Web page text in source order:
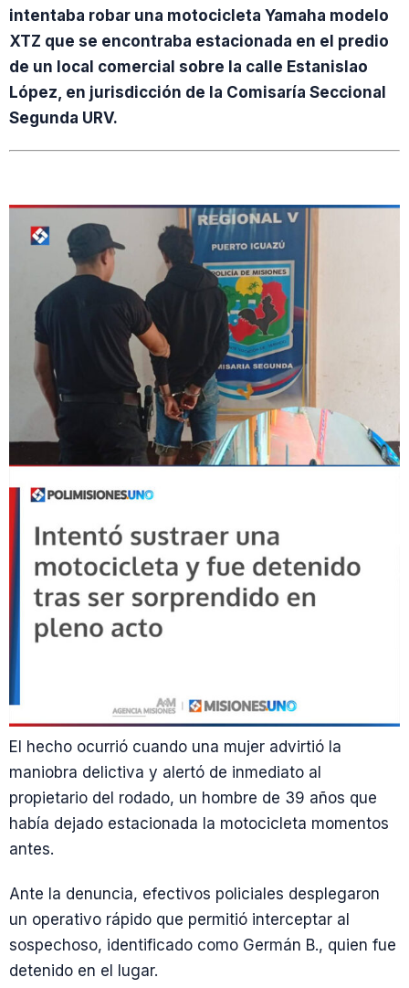
intentaba robar una motocicleta Yamaha modelo
XTZ que se encontraba estacionada en el predio
de un local comercial sobre la calle Estanislao
López, en jurisdicción de la Comisaría Seccional
Segunda URV.
El hecho ocurrió cuando una mujer advirtió la
maniobra delictiva y alertó de inmediato al
propietario del rodado, un hombre de 39 años que
había dejado estacionada la motocicleta momentos
antes.
Ante la denuncia, efectivos policiales desplegaron
un operativo rápido que permitió interceptar al
sospechoso, identificado como Germán B., quien fue
detenido en el lugar.